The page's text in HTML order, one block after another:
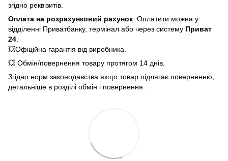
згідно реквізитів.
Оплата на розрахунковий рахунок: Оплатити можна у
відділенні Приватбанку, термінал або через систему Приват
24
💥Офіційна гарантія від виробника.
💥 Обмін/повернення товару протягом 14 днів.
Згідно норм законодавства якщо товар підлягає поверненню,
детальніше в розділі обмін і повернення.